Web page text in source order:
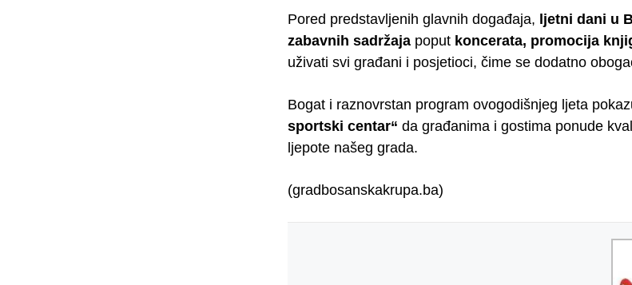
Pored predstavljenih glavnih događaja, ljetni dani u
zabavnih sadržaja poput koncerata, promocija
uživati svi građani i posjetioci, čime se dodatno
Bogat i raznovrstan program ovogodišnjeg ljeta
sportski centar“ da građanima i gostima ponude
ljepote našeg grada.
(gradbosanskakrupa.ba)